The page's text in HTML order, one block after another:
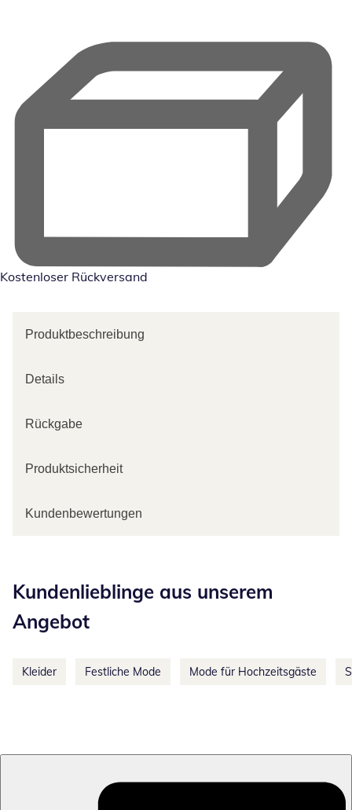
Kostenloser Rückversand
Produktbeschreibung
Details
Rückgabe
Produktsicherheit
Kundenbewertungen
Kundenlieblinge aus unserem
Angebot
Kleider Festliche Mode Mode für Hochzeitsgäste